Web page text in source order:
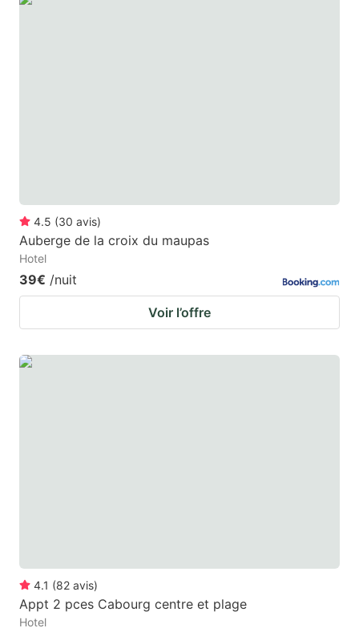
4.5 (30 avis)
Auberge de la croix du maupas
Hotel
39€ /nuit
Voir l’offre
4.1 (82 avis)
Appt 2 pces Cabourg centre et plage
Hotel